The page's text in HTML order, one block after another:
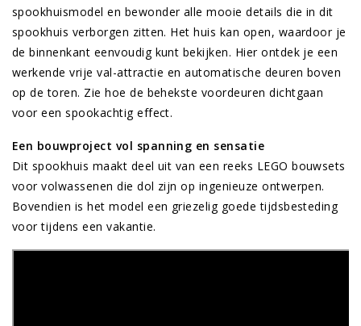
spookhuismodel en bewonder alle mooie details die in dit
spookhuis verborgen zitten. Het huis kan open, waardoor je
de binnenkant eenvoudig kunt bekijken. Hier ontdek je een
werkende vrije val-attractie en automatische deuren boven
op de toren. Zie hoe de behekste voordeuren dichtgaan
voor een spookachtig effect.
Een bouwproject vol spanning en sensatie
Dit spookhuis maakt deel uit van een reeks LEGO bouwsets
voor volwassenen die dol zijn op ingenieuze ontwerpen.
Bovendien is het model een griezelig goede tijdsbesteding
voor tijdens een vakantie.